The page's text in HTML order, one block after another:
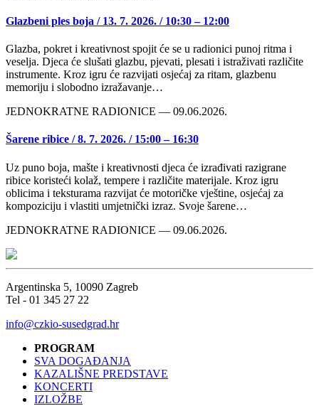
Glazbeni ples boja / 13. 7. 2026. / 10:30 – 12:00
Glazba, pokret i kreativnost spojit će se u radionici punoj ritma i
veselja. Djeca će slušati glazbu, pjevati, plesati i istraživati različite
instrumente. Kroz igru će razvijati osjećaj za ritam, glazbenu
memoriju i slobodno izražavanje…
JEDNOKRATNE RADIONICE — 09.06.2026.
Šarene ribice / 8. 7. 2026. / 15:00 – 16:30
Uz puno boja, mašte i kreativnosti djeca će izrađivati razigrane
ribice koristeći kolaž, tempere i različite materijale. Kroz igru
oblicima i teksturama razvijat će motoričke vještine, osjećaj za
kompoziciju i vlastiti umjetnički izraz. Svoje šarene…
JEDNOKRATNE RADIONICE — 09.06.2026.
Argentinska 5, 10090 Zagreb
Tel - 01 345 27 22
info@czkio-susedgrad.hr
PROGRAM
SVA DOGAĐANJA
KAZALIŠNE PREDSTAVE
KONCERTI
IZLOŽBE